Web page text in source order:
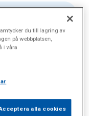
(0)
(0)
du till lagring av
på webbplatsen,
i våra
alla cookies